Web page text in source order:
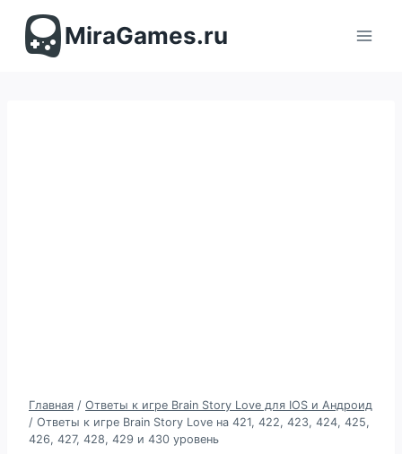
содержимомуMiraGames.ru
Главная / Ответы к игре Brain Story Love для IOS и Андроид
/ Ответы к игре Brain Story Love на 421, 422, 423, 424, 425,
426, 427, 428, 429 и 430 уровень